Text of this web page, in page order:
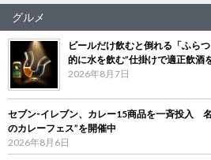
グルメ
ビールだけ飲むと倒れる「ふら
的に水を飲む”仕掛けで適正飲酒
2026年8月7日
セブン‐イレブン、カレー15商品を一斉投入
のカレーフェス”を開催中
2026年8月6日